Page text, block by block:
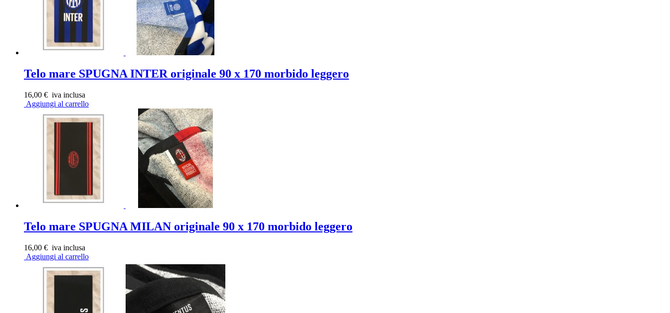
Telo mare SPUGNA INTER originale 90 x 170 morbido leggero
16,00 € iva inclusa
Aggiungi al carrello
Telo mare SPUGNA MILAN originale 90 x 170 morbido leggero
16,00 € iva inclusa
Aggiungi al carrello